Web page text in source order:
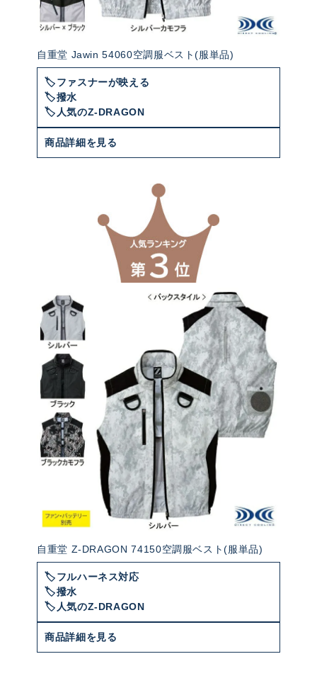
自重堂 Jawin 54060空調服ベスト(服単品)
🏷️ファスナーが映える
🏷️撥水
🏷️人気のZ-DRAGON
商品詳細を見る
自重堂 Z-DRAGON 74150空調服ベスト(服単品)
🏷️フルハーネス対応
🏷️撥水
🏷️人気のZ-DRAGON
商品詳細を見る